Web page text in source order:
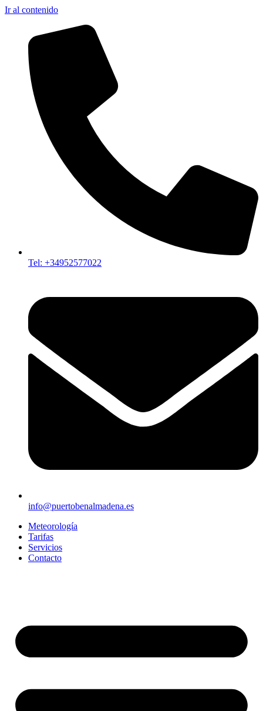
Ir al contenido
Tel: +34952577022
info@puertobenalmadena.es
Meteorología
Tarifas
Servicios
Contacto